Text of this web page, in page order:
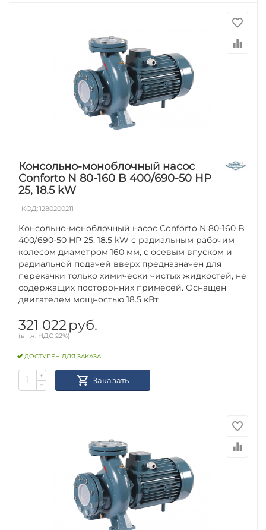
Консольно-моноблочный насос
Conforto N 80-160 B 400/690-50 HP
25, 18.5 kW
КОД:1280200211
Консольно-моноблочный насос Conforto N 80-160 B
400/690-50 HP 25, 18.5 kW с радиальным рабочим
колесом диаметром 160 мм, с осевым впуском и
радиальной подачей вверх предназначен для
перекачки только химически чистых жидкостей, не
содержащих посторонних примесей. Оснащен
двигателем мощностью 18.5 кВт.
321 022 руб.
(в т.ч. НДС 22%)
ДОСТУПЕН ДЛЯ ЗАКАЗА
+
−
Заказать